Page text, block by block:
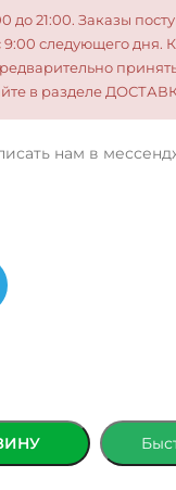
до 21:00. Заказы
следующего дня.
в разделе
нам в